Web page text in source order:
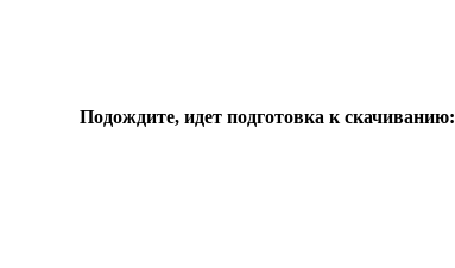
Подождите, идет подготовка к скачиванию: